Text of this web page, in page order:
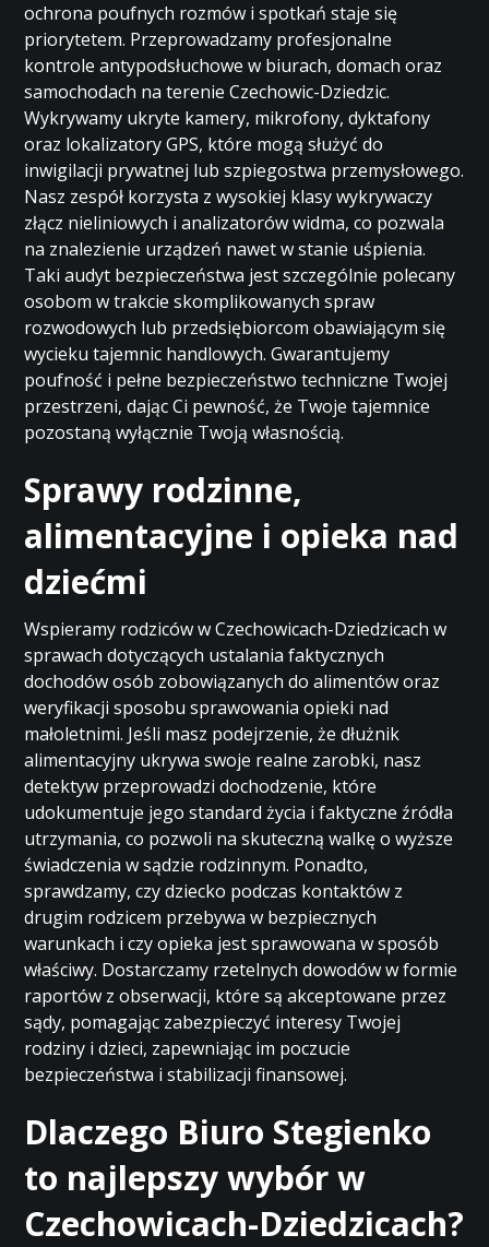
ochrona poufnych rozmów i spotkań staje się
priorytetem. Przeprowadzamy profesjonalne
kontrole antypodsłuchowe w biurach, domach oraz
samochodach na terenie Czechowic-Dziedzic.
Wykrywamy ukryte kamery, mikrofony, dyktafony
oraz lokalizatory GPS, które mogą służyć do
inwigilacji prywatnej lub szpiegostwa przemysłowego.
Nasz zespół korzysta z wysokiej klasy wykrywaczy
złącz nieliniowych i analizatorów widma, co pozwala
na znalezienie urządzeń nawet w stanie uśpienia.
Taki audyt bezpieczeństwa jest szczególnie polecany
osobom w trakcie skomplikowanych spraw
rozwodowych lub przedsiębiorcom obawiającym się
wycieku tajemnic handlowych. Gwarantujemy
poufność i pełne bezpieczeństwo techniczne Twojej
przestrzeni, dając Ci pewność, że Twoje tajemnice
pozostaną wyłącznie Twoją własnością.
Sprawy rodzinne,
alimentacyjne i opieka nad
dziećmi
Wspieramy rodziców w Czechowicach-Dziedzicach w
sprawach dotyczących ustalania faktycznych
dochodów osób zobowiązanych do alimentów oraz
weryfikacji sposobu sprawowania opieki nad
małoletnimi. Jeśli masz podejrzenie, że dłużnik
alimentacyjny ukrywa swoje realne zarobki, nasz
detektyw przeprowadzi dochodzenie, które
udokumentuje jego standard życia i faktyczne źródła
utrzymania, co pozwoli na skuteczną walkę o wyższe
świadczenia w sądzie rodzinnym. Ponadto,
sprawdzamy, czy dziecko podczas kontaktów z
drugim rodzicem przebywa w bezpiecznych
warunkach i czy opieka jest sprawowana w sposób
właściwy. Dostarczamy rzetelnych dowodów w formie
raportów z obserwacji, które są akceptowane przez
sądy, pomagając zabezpieczyć interesy Twojej
rodziny i dzieci, zapewniając im poczucie
bezpieczeństwa i stabilizacji finansowej.
Dlaczego Biuro Stegienko
to najlepszy wybór w
Czechowicach-Dziedzicach?